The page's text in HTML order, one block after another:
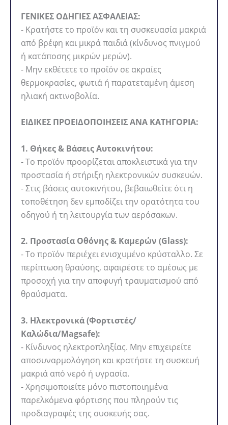
ΓΕΝΙΚΕΣ ΟΔΗΓΙΕΣ ΑΣΦΑΛΕΙΑΣ:
- Κρατήστε το προϊόν και τη συσκευασία μακριά
από βρέφη και μικρά παιδιά (κίνδυνος πνιγμού
ή κατάποσης μικρών μερών).
- Μην εκθέτετε το προϊόν σε ακραίες
θερμοκρασίες, φωτιά ή παρατεταμένη άμεση
ηλιακή ακτινοβολία.
ΕΙΔΙΚΕΣ ΠΡΟΕΙΔΟΠΟΙΗΣΕΙΣ ΑΝΑ ΚΑΤΗΓΟΡΙΑ:
1. Θήκες & Βάσεις Αυτοκινήτου:
- Το προϊόν προορίζεται αποκλειστικά για την
προστασία ή στήριξη ηλεκτρονικών συσκευών.
- Στις βάσεις αυτοκινήτου, βεβαιωθείτε ότι η
τοποθέτηση δεν εμποδίζει την ορατότητα του
οδηγού ή τη λειτουργία των αερόσακων.
2. Προστασία Οθόνης & Καμερών (Glass):
- Το προϊόν περιέχει ενισχυμένο κρύσταλλο. Σε
περίπτωση θραύσης, αφαιρέστε το αμέσως με
προσοχή για την αποφυγή τραυματισμού από
θραύσματα.
3. Ηλεκτρονικά (Φορτιστές/
Καλώδια/Magsafe):
- Κίνδυνος ηλεκτροπληξίας. Μην επιχειρείτε
αποσυναρμολόγηση και κρατήστε τη συσκευή
μακριά από νερό ή υγρασία.
- Χρησιμοποιείτε μόνο πιστοποιημένα
παρελκόμενα φόρτισης που πληρούν τις
προδιαγραφές της συσκευής σας.